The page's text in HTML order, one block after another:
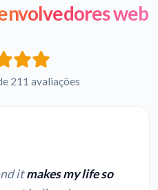
AVI em Persa para
texto
AVI em Russo para
texto
web
211 avaliações
itmakes my life so